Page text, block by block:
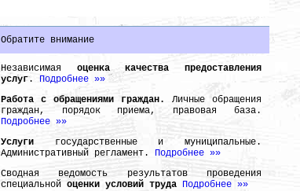
Обратите внимание
Независимая оценка качества предоставления
услуг. Подробнее »»
Работа с обращениями граждан.
Личные обращения
граждан, порядок приема, правовая база.
Подробнее »»
Услуги
государственные и муниципальные.
Административный регламент. Подробнее »»
Сводная ведомость результатов проведения
специальной оценки условий труда Подробнее »»